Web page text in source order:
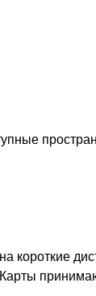
короткие
Карты